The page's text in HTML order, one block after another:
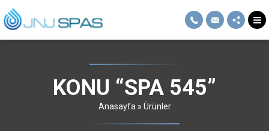
KONU “SPA 545”
Anasayfa » Ürünler